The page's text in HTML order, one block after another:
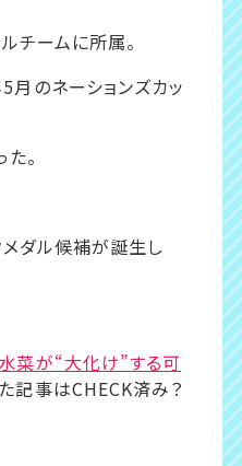
チームに所属。
月のネーションズカッ
。
ダル候補が誕生し
菜が“大化け”する可
記事はCHECK済み？